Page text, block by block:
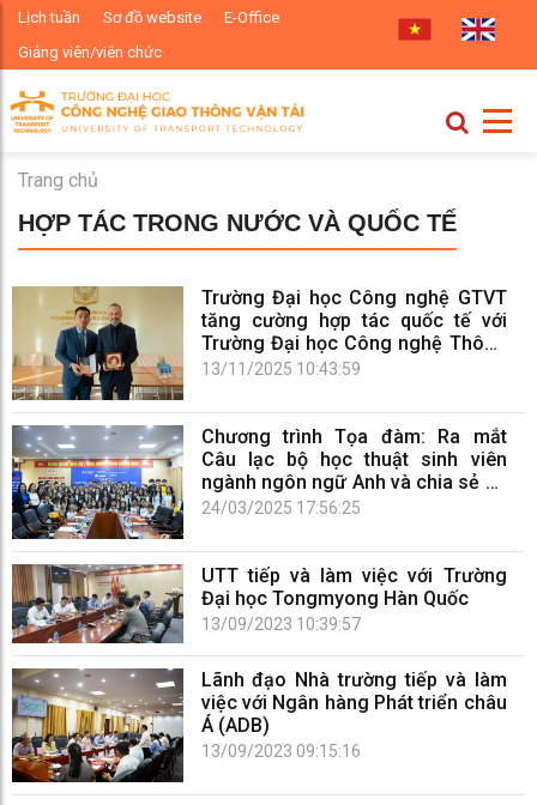
Lịch tuần Sơ đồ website
E-Office
Giảng viên/viên chức
Trang chủ
HỢP TÁC TRONG NƯỚC VÀ QUỐC TẾ
Trường Đại học Công nghệ GTVT
tăng cường hợp tác quốc tế với
Trường Đại học Công nghệ Thông
tin và Quản lý Rzeszów (UITM), Ba
13/11/2025 10:43:59
Chương trình Tọa đàm: Ra mắt
Câu lạc bộ học thuật sinh viên
ngành ngôn ngữ Anh và chia sẻ cơ
hội học tập và thực tập tại Úc
24/03/2025 17:56:25
UTT tiếp và làm việc với Trường
Đại học Tongmyong Hàn Quốc
13/09/2023 10:39:57
Lãnh đạo Nhà trường tiếp và làm
việc với Ngân hàng Phát triển châu
Á (ADB)
13/09/2023 09:15:16